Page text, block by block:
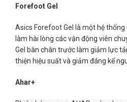
Forefoot Gel
Asics Forefoot Gel là một hệ
làm hài lòng các vận động viên
Gel bàn chân trước làm giảm lực
thiện hiệu suất và giảm đáng kể
Ahar+